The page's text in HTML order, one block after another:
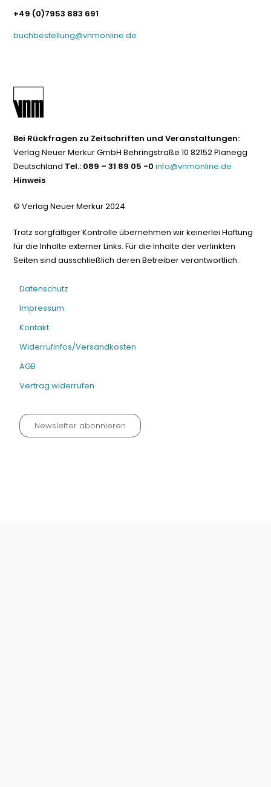
+49 (0)7953 883 691
buchbestellung@vnmonline.de
Bei Rückfragen zu Zeitschriften und Veranstaltungen:
Verlag Neuer Merkur GmbH Behringstraße 10 82152 Planegg
Deutschland Tel.: 089 – 31 89 05 -0 info@vnmonline.de
Hinweis
© Verlag Neuer Merkur 2024
Trotz sorgfältiger Kontrolle übernehmen wir keinerlei Haftung
für die Inhalte externer Links. Für die Inhalte der verlinkten
Seiten sind ausschließlich deren Betreiber verantwortlich.
Datenschutz
Impressum
Kontakt
Widerrufinfos/Versandkosten
AGB
Vertrag widerrufen
Newsletter abonnieren